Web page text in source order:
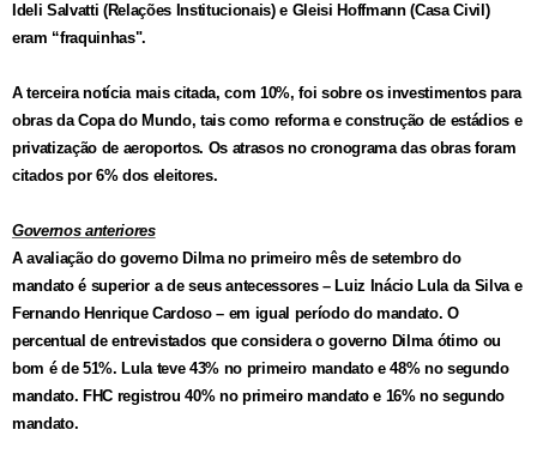
Ideli Salvatti (Relações Institucionais) e Gleisi Hoffmann (Casa Civil)
eram “fraquinhas".
A terceira notícia mais citada, com 10%, foi sobre os investimentos para
obras da Copa do Mundo, tais como reforma e construção de estádios e
privatização de aeroportos. Os atrasos no cronograma das obras foram
citados por 6% dos eleitores.
Governos anteriores
A avaliação do governo Dilma no primeiro mês de setembro do
mandato é superior a de seus antecessores – Luiz Inácio Lula da Silva e
Fernando Henrique Cardoso – em igual período do mandato. O
percentual de entrevistados que considera o governo Dilma ótimo ou
bom é de 51%. Lula teve 43% no primeiro mandato e 48% no segundo
mandato. FHC registrou 40% no primeiro mandato e 16% no segundo
mandato.